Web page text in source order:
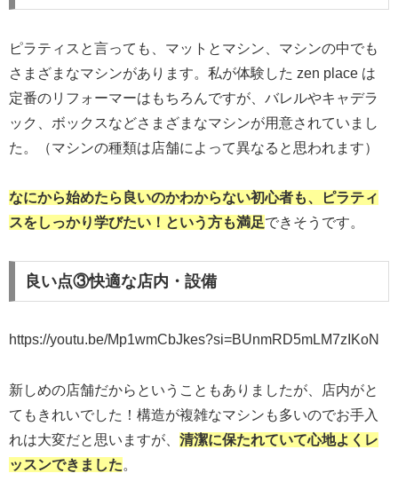
ピラティスと言っても、マットとマシン、マシンの中でも
さまざまなマシンがあります。私が体験した zen place は
定番のリフォーマーはもちろんですが、バレルやキャデラ
ック、ボックスなどさまざまなマシンが用意されていまし
た。（マシンの種類は店舗によって異なると思われます）
なにから始めたら良いのかわからない初心者も、ピラティ
スをしっかり学びたい！という方も満足できそうです。
良い点③快適な店内・設備
https://youtu.be/Mp1wmCbJkes?si=BUnmRD5mLM7zIKoN
新しめの店舗だからということもありましたが、店内がと
てもきれいでした！構造が複雑なマシンも多いのでお手入
れは大変だと思いますが、 清潔に保たれていて心地よくレ
ッスンできました。